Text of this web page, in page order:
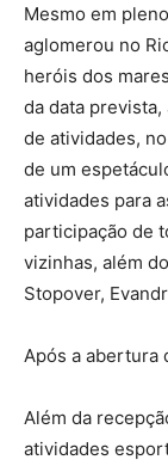
Mesmo em
aglomerou no
heróis dos
da data prevista,
de atividades,
de um
atividades para
participação de
vizinhas, além
Stopover,
Após a abertura
Além da
atividades